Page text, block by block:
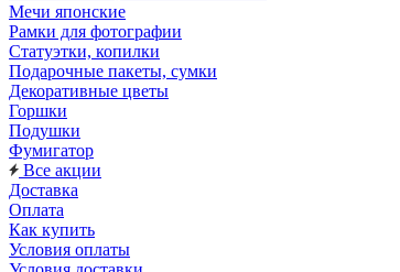
Мечи японские
Рамки для фотографии
Статуэтки, копилки
Подарочные пакеты, сумки
Декоративные цветы
Горшки
Подушки
Фумигатор
Все акции
Доставка
Оплата
Как купить
Условия оплаты